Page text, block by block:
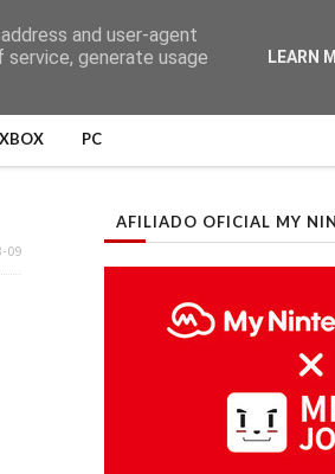
XBOX PC
09
AFILIADO OFICIAL MY
and user-agent
generate usage
LEARN